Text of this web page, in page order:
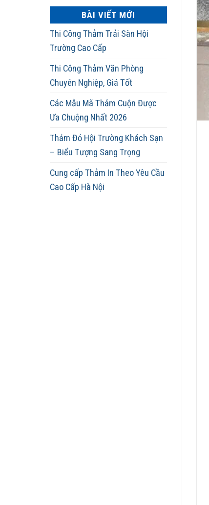
BÀI VIẾT MỚI
Thi Công Thảm Trải Sàn Hội
Trường Cao Cấp
Thi Công Thảm Văn Phòng
Chuyên Nghiệp, Giá Tốt
Các Mẫu Mã Thảm Cuộn Được
Ưa Chuộng Nhất 2026
Thảm Đỏ Hội Trường Khách Sạn
– Biểu Tượng Sang Trọng
Cung cấp Thảm In Theo Yêu Cầu
Cao Cấp Hà Nội